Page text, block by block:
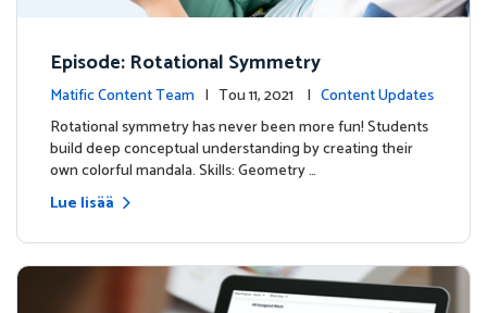
Episode: Rotational Symmetry
Matific Content Team | Tou 11, 2021 | Content Updates
Rotational symmetry has never been more fun! Students
build deep conceptual understanding by creating their
own colorful mandala. Skills: Geometry …
Lue lisää